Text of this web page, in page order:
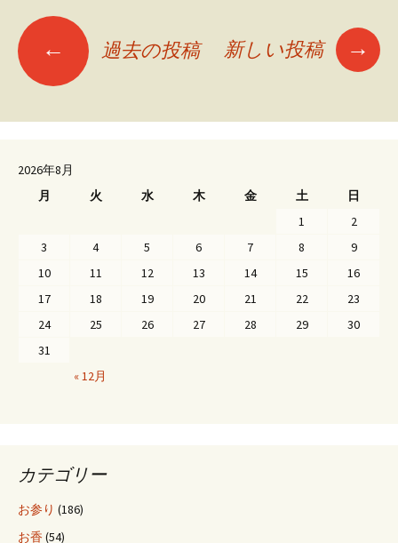
投
稿
ナ
ビ
ゲ
ー
ン
← 過去の投稿 新しい投稿 →
2026年8月
月
火 水 木 金 土
日
1
2
3
4 5 6 7 8
9
10
11 12 13 14 15
16
17
18 19 20 21 22
23
24
25 26 27 28 29
30
31
« 12月
カテゴリー
お参り (186)
お香(54)